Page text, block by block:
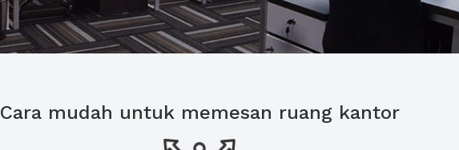
Cara mudah untuk memesan ruang kantor